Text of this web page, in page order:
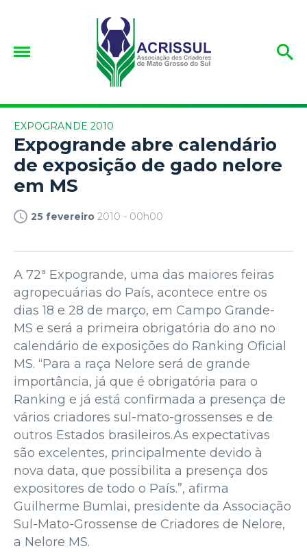
EXPOGRANDE 2010
Expogrande abre calendário
de exposição de gado nelore
em MS
25 fevereiro 2010 - 00h00
A 72ª Expogrande, uma das maiores feiras
agropecuárias do País, acontece entre os
dias 18 e 28 de março, em Campo Grande-
MS e será a primeira obrigatória do ano no
calendário de exposições do Ranking Oficial
MS. “Para a raça Nelore será de grande
importância, já que é obrigatória para o
Ranking e já está confirmada a presença de
vários criadores sul-mato-grossenses e de
outros Estados brasileiros.As expectativas
são excelentes, principalmente devido à
nova data, que possibilita a presença dos
expositores de todo o País.”, afirma
Guilherme Bumlai, presidente da Associação
Sul-Mato-Grossense de Criadores de Nelore,
a Nelore MS.